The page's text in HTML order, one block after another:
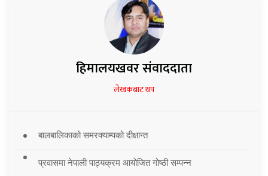
हिमालयखवर संवाददाता
लेखकबाट थप
बालबालिकाको समरक्याम्पको दीक्षान्त
प्रवासमा नेपाली पाठ्यक्रम आयोजित गोष्ठी सम्पन्न